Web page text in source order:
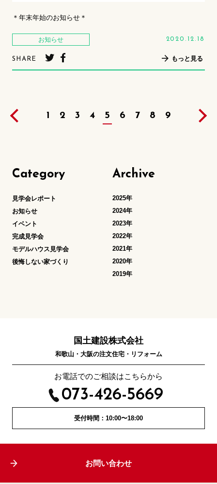
＊年末年始のお知らせ＊
お知らせ 2020.12.18
SHARE もっと見る
1 2 3 4 5 6 7 8 9
Category
見学会レポート
お知らせ
イベント
完成見学会
モデルハウス見学会
後悔しない家づくり
Archive
2025年
2024年
2023年
2022年
2021年
2020年
2019年
国土建設株式会社
和歌山・大阪の注文住宅・リフォーム
お電話でのご相談はこちらから
073-426-5669
受付時間：10:00〜18:00
お問い合わせ